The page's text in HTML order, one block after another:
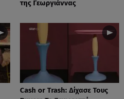
της Γεωργιάννας
Cash or Trash: Δίχασε Τους